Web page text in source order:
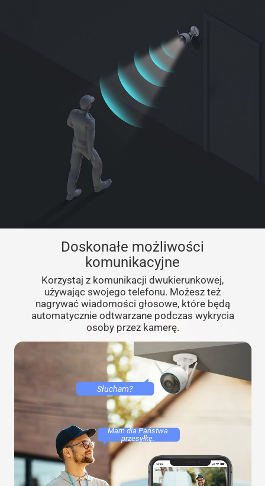
Doskonałe możliwości
komunikacyjne
Korzystaj z komunikacji dwukierunkowej,
używając swojego telefonu. Możesz też
nagrywać wiadomości głosowe, które będą
automatycznie odtwarzane podczas wykrycia
osoby przez kamerę.
Słucham?
Mam dla Państwa
przesyłkę.